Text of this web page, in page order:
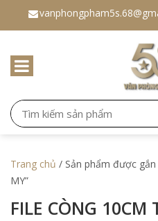
Trang chủ / Sản phẩm được gắn
MY”
FILE CÒNG 10CM